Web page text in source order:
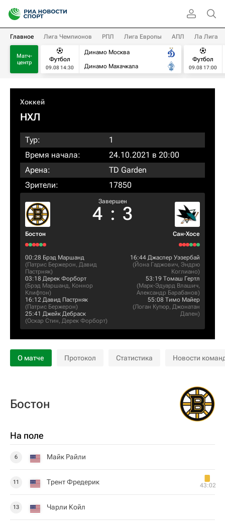
Главное Лига Чемпионов РПЛ Лига Европы АПЛ Ла Лига
Матч-
центр
Футбол
09.08 14:30
Динамо Москва
Динамо Махачкала
Футбол
09.08 17:00
Хоккей
НХЛ
Тур:
1
Время начала:
24.10.2021 в 20:00
Арена:
TD Garden
Зрители:
17850
Бостон
Завершен
4 : 3
Сан-Хосе
00:28 Брэд Маршанд
(Патрис Бержерон, Давид
Пастрняк)
03:18 Дерек Форборт
(Брэд Маршанд, Коннор
Клифтон)
16:12 Давид Пастрняк
(Патрис Бержерон)
25:41 Джейк Дебраск
(Оскар Стин, Дерек Форборт)
16:44 Джаспер Уэзербай
(Йона Гаджович, Эндрю
Коглиано)
53:19 Томаш Гертл
(Марк-Эдуард Влашич,
Александр Барабанов)
55:08 Тимо Майер
(Логан Кутюр, Джонатан
Дален)
О матче Протокол Статистика Новости
Бостон
На поле
6 Майк Райли
11 Трент Фредерик 43:02
13 Чарли Койл